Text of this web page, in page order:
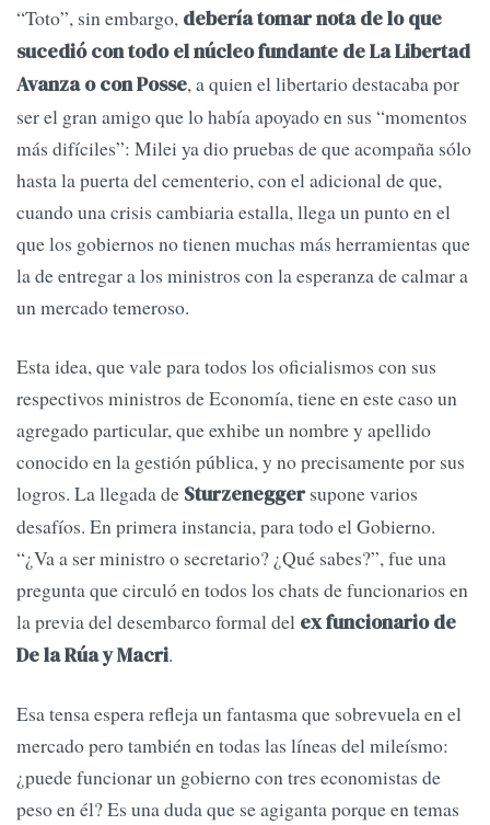
“Toto”, sin embargo, debería tomar nota de lo que
sucedió con todo el núcleo fundante de La Libertad
Avanza o con Posse, a quien el libertario destacaba por
ser el gran amigo que lo había apoyado en sus “momentos
más difíciles”: Milei ya dio pruebas de que acompaña sólo
hasta la puerta del cementerio, con el adicional de que,
cuando una crisis cambiaria estalla, llega un punto en el
que los gobiernos no tienen muchas más herramientas que
la de entregar a los ministros con la esperanza de calmar a
un mercado temeroso.
Esta idea, que vale para todos los oficialismos con sus
respectivos ministros de Economía, tiene en este caso un
agregado particular, que exhibe un nombre y apellido
conocido en la gestión pública, y no precisamente por sus
logros. La llegada de Sturzenegger supone varios
desafíos. En primera instancia, para todo el Gobierno.
“¿Va a ser ministro o secretario? ¿Qué sabes?”, fue una
pregunta que circuló en todos los chats de funcionarios en
la previa del desembarco formal del ex funcionario de
De la Rúa y Macri.
Esa tensa espera refleja un fantasma que sobrevuela en el
mercado pero también en todas las líneas del mileísmo:
¿puede funcionar un gobierno con tres economistas de
peso en él? Es una duda que se agiganta porque en temas